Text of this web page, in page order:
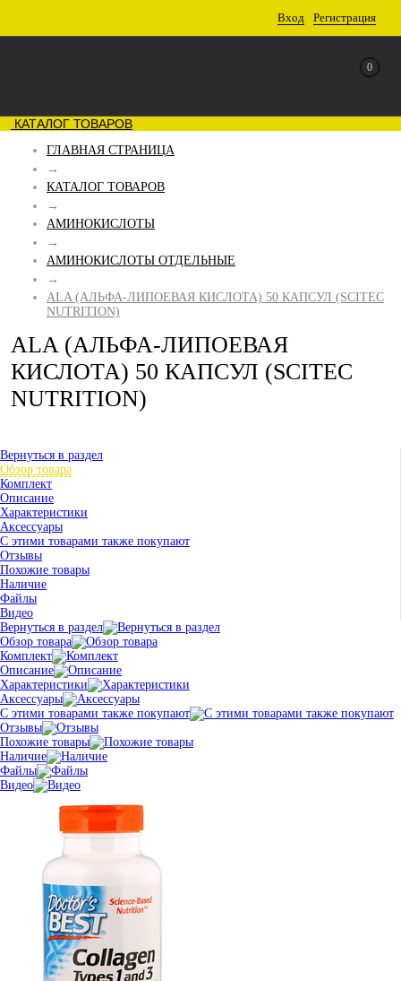
Вход Регистрация
0
КАТАЛОГ ТОВАРОВ
ГЛАВНАЯ СТРАНИЦА
→
КАТАЛОГ ТОВАРОВ
→
АМИНОКИСЛОТЫ
→
АМИНОКИСЛОТЫ ОТДЕЛЬНЫЕ
→
ALA (АЛЬФА-ЛИПОЕВАЯ КИСЛОТА) 50 КАПСУЛ (SCITEC
NUTRITION)
ALA (АЛЬФА-ЛИПОЕВАЯ
КИСЛОТА) 50 КАПСУЛ (SCITEC
NUTRITION)
Вернуться в раздел
Обзор товара
Комплект
Описание
Характеристики
Аксессуары
С этими товарами также покупают
Отзывы
Похожие товары
Наличие
Файлы
Видео
Вернуться в раздел
Обзор товара
Комплект
Описание
Характеристики
Аксессуары
С этими товарами также покупают
Отзывы
Похожие товары
Наличие
Файлы
Видео